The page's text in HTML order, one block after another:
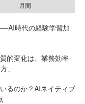
月間
時代の経験学習加
的変化は、業務効率
」
るのか？AIネイティブ